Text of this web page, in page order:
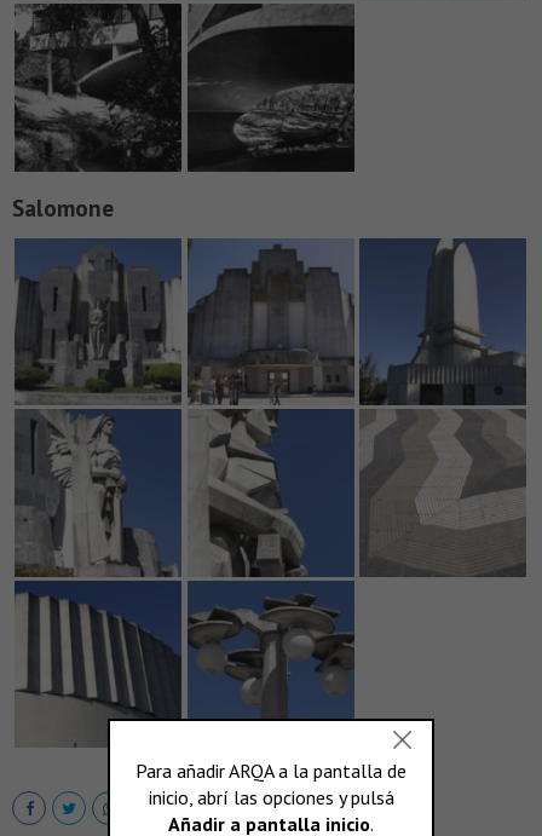
Salomone